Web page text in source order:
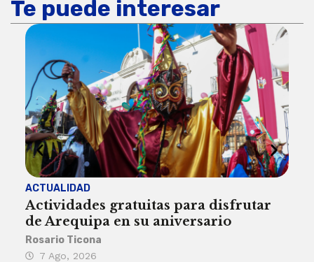
Te puede interesar
ACTUALIDAD
Actividades gratuitas para disfrutar
de Arequipa en su aniversario
Rosario Ticona
7 Ago, 2026